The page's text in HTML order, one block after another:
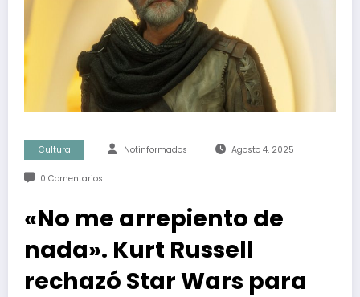
Cultura Notinformados Agosto 4, 2025
0 Comentarios
«No me arrepiento de
nada». Kurt Russell
rechazó Star Wars para